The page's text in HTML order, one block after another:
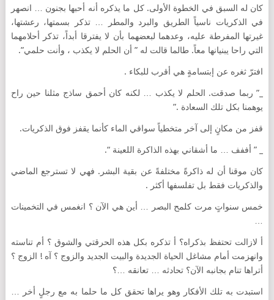
كان له السبق في الخطوة الأولى. كل ما يذكره أنه أحبها بجنون … انصهر
في الذكريات ناسياً الطريق والبرد والمطر … تذكر بسمتها، رعشتها،
غيرتها المفرطة عليه، وعدهما لبعضهما بأن لا يفترقا أبداً، تذكر أحلامهما
التي راحا يبنيانها معاً. طالما قالت له ” أن الحلم لا يكذب ، وأنت حلمي”.
افترّ ثغره عن إبتسامةٍ هي أقرب للبكاء .
_” ربما صدقت. الحلم لا يكذب … لكنه كان أحمق ساذج مثلنا حين راح
يوهمنا بكل تلك السعادة .”
قفز من مكانٍ إلى آخر متخطياً سواقي الماء كأنما يقفز فوق الذكريات.
_ ” أففف … ما أشقاني بهذه الذاكرة اللعينة “.
كان موقنا أن له ذاكرةً مختلفةً عن بقية البشر. فهي لا تسترجع الماضي
والذكريات فقط بل تفلسفها أكثر .
خمس سنواتٍ مرت كلمح البصر … أين هي الآن ؟ انغمس في التخمينات
أ لازالت تحتفظ بذكراه؟ أ تذكره بكل هذه الحرقتي والشوق ؟ أم تناسته
وانهزمت أمام مشاغل الحياة الجديدة والبيت الجديد والزوج ؟ آه ! الزوج ؟
أتراها تنام بجانبه الآن؟ تحادثه … تعانقه …؟
استبدت به تلك الأفكار وهو يراها تحقق كل ما حلما به مع رجلٍ أخر …